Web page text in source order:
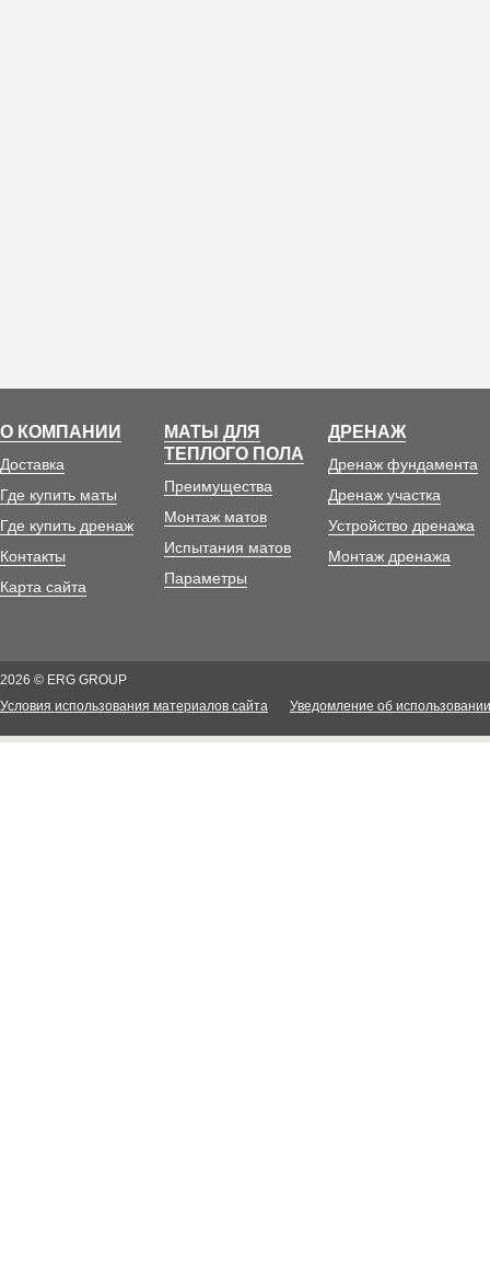
О КОМПАНИИ
Доставка
Где купить маты
Где купить дренаж
Контакты
Карта сайта
МАТЫ ДЛЯ
ТЕПЛОГО ПОЛА
Преимущества
Монтаж матов
Испытания матов
Параметры
ДРЕНАЖ
Дренаж фундамента
Дренаж участка
Устройство дренажа
Монтаж дренажа
2026 © ERG GROUP
Условия использования материалов сайта
Уведомление об